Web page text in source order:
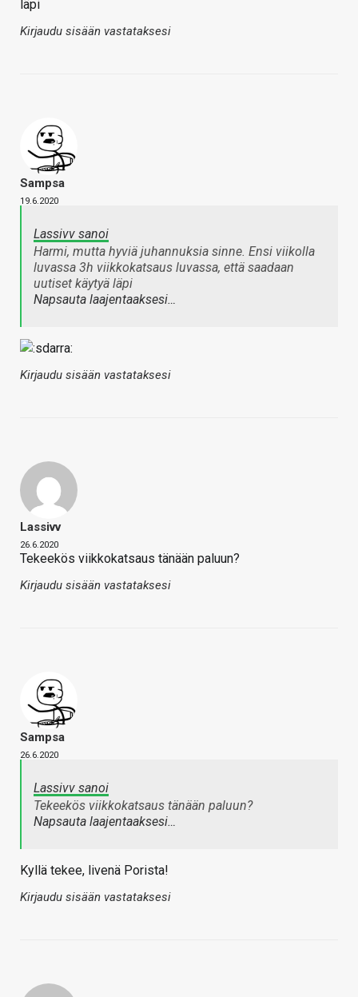
läpi
Kirjaudu sisään vastataksesi
Sampsa
19.6.2020
Lassivv sanoi
Harmi, mutta hyviä juhannuksia sinne. Ensi viikolla
luvassa 3h viikkokatsaus luvassa, että saadaan
uutiset käytyä läpi
Napsauta laajentaaksesi…
Kirjaudu sisään vastataksesi
Lassivv
26.6.2020
Tekeekös viikkokatsaus tänään paluun?
Kirjaudu sisään vastataksesi
Sampsa
26.6.2020
Lassivv sanoi
Tekeekös viikkokatsaus tänään paluun?
Napsauta laajentaaksesi…
Kyllä tekee, livenä Porista!
Kirjaudu sisään vastataksesi